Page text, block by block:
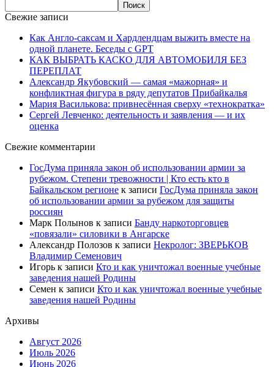
Свежие записи
Как Англо-саксам и Хардлендцам выжить вместе на
одной планете. Беседы с GPT
КАК ВЫБРАТЬ КАСКО ДЛЯ АВТОМОБИЛЯ БЕЗ
ПЕРЕПЛАТ
Александр Якубовский — самая «мажорная» и
конфликтная фигура в ряду депутатов Прибайкалья
Мария Василькова: привнесённая сверху «технократка»
Сергей Левченко: деятельность и заявления — и их
оценка
Свежие комментарии
ГосДума приняла закон об использовании армии за
рубежом. Степени тревожности | Кто есть кто в
Байкальском регионе к записи ГосДума приняла закон
об использовании армии за рубежом для защиты
россиян
Марк Полынов к записи Банду наркоторговцев
«повязали» силовики в Ангарске
Александр Полозов к записи Некролог: ЗВЕРЬКОВ
Владимир Семенович
Игорь к записи Кто и как уничтожал военные учебные
заведения нашей Родины
Семен к записи Кто и как уничтожал военные учебные
заведения нашей Родины
Архивы
Август 2026
Июль 2026
Июнь 2026